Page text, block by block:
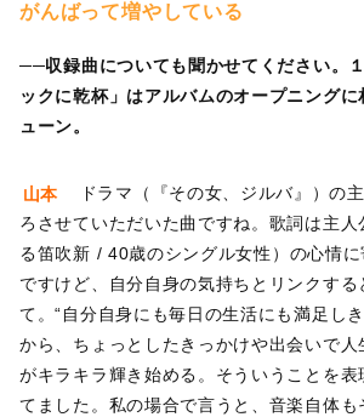
がんばって増やしている
──収録曲についても聞かせてください。
ックに乾杯」はアルバムのオープニング
ューン。
山本
ドラマ（『その女、ジルバ』）の
ろさせていただいた曲ですね。歌詞は主人
る笛吹新 / 40歳のシングル女性）の心情
ですけど、自分自身の気持ちとリンクする
て。“自分自身にも毎日の生活にも満足し
から、ちょっとしたきっかけや出会いで人
がキラキラ輝き始める。そういうことを表
てました。私の場合で言うと、音楽自体も